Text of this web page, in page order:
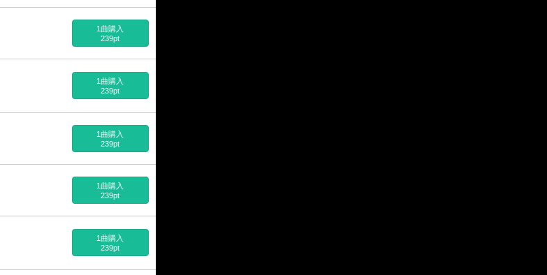
1曲購入
239pt
1曲購入
239pt
1曲購入
239pt
1曲購入
239pt
1曲購入
239pt